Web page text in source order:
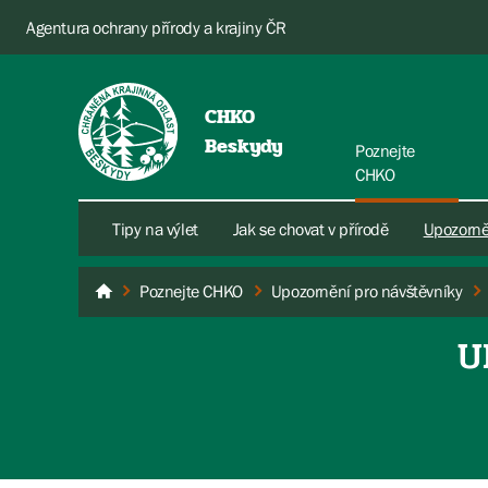
Agentura ochrany přírody a krajiny ČR
CHKO
Beskydy
Poznejte
CHKO
Tipy na výlet Jak se chovat v přírodě
BeskydyPoznejte CHKO Upozornění pro návštěvníky